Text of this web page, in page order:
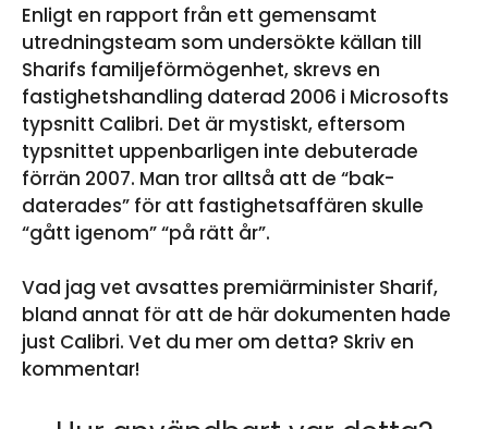
Enligt en rapport från ett gemensamt
utredningsteam som undersökte källan till
Sharifs familjeförmögenhet, skrevs en
fastighetshandling daterad 2006 i Microsofts
typsnitt Calibri. Det är mystiskt, eftersom
typsnittet uppenbarligen inte debuterade
förrän 2007. Man tror alltså att de “bak-
daterades” för att fastighetsaffären skulle
“gått igenom” “på rätt år”.
Vad jag vet avsattes premiärminister Sharif,
bland annat för att de här dokumenten hade
just Calibri. Vet du mer om detta? Skriv en
kommentar!